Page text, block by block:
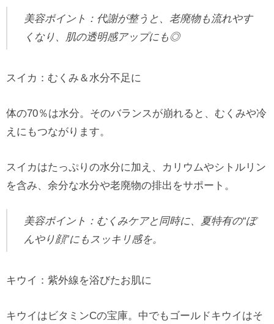
美容ポイント：代謝が整うと、老廃物も流れやす
くなり、肌の透明感アップにも◎
スイカ：むくみ＆水分不足に
体の70％は水分。そのバランスが崩れると、むくみや冷
えにもつながります。
スイカはたっぷりの水分に加え、カリウムやシトルリン
を含み、余分な水分や老廃物の排出をサポート。
美容ポイント：むくみケアと同時に、夏特有の“ぼ
んやり顔”にもスッキリ感を。
キウイ：紫外線を浴びたお肌に
キウイはビタミンCの宝庫。中でもゴールドキウイはそ